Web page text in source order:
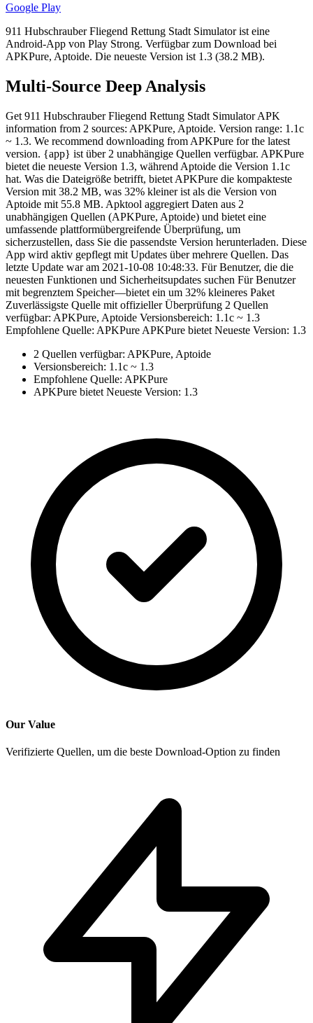
Google Play
911 Hubschrauber Fliegend Rettung Stadt Simulator ist eine
Android-App von Play Strong. Verfügbar zum Download bei
APKPure, Aptoide. Die neueste Version ist 1.3 (38.2 MB).
Multi-Source Deep Analysis
Get 911 Hubschrauber Fliegend Rettung Stadt Simulator APK
information from 2 sources: APKPure, Aptoide. Version range: 1.1c
~ 1.3. We recommend downloading from APKPure for the latest
version. {app} ist über 2 unabhängige Quellen verfügbar. APKPure
bietet die neueste Version 1.3, während Aptoide die Version 1.1c
hat. Was die Dateigröße betrifft, bietet APKPure die kompakteste
Version mit 38.2 MB, was 32% kleiner ist als die Version von
Aptoide mit 55.8 MB. Apktool aggregiert Daten aus 2
unabhängigen Quellen (APKPure, Aptoide) und bietet eine
umfassende plattformübergreifende Überprüfung, um
sicherzustellen, dass Sie die passendste Version herunterladen. Diese
App wird aktiv gepflegt mit Updates über mehrere Quellen. Das
letzte Update war am 2021-10-08 10:48:33. Für Benutzer, die die
neuesten Funktionen und Sicherheitsupdates suchen Für Benutzer
mit begrenztem Speicher—bietet ein um 32% kleineres Paket
Zuverlässigste Quelle mit offizieller Überprüfung 2 Quellen
verfügbar: APKPure, Aptoide Versionsbereich: 1.1c ~ 1.3
Empfohlene Quelle: APKPure APKPure bietet Neueste Version: 1.3
2 Quellen verfügbar: APKPure, Aptoide
Versionsbereich: 1.1c ~ 1.3
Empfohlene Quelle: APKPure
APKPure bietet Neueste Version: 1.3
Our Value
Verifizierte Quellen, um die beste Download-Option zu finden